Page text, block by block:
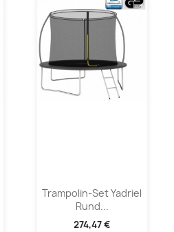
Trampolin-Set Yadriel
Rund...
274,47 €